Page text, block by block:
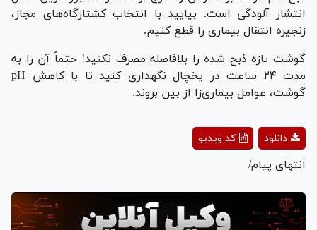
انتشار آلودگی است. بیایید با انتخاب کشتارگاه‌های مجاز،
زنجیره انتقال بیماری را قطع کنیم.
گوشت تازه ذبح شده را بلافاصله مصرف نکنید! حتماً آن را به
مدت ۲۴ ساعت در یخچال نگهداری کنید تا با کاهش pH
گوشت، عوامل بیماری‌زا از بین بروند.
Playکد ویدیو دانلود
انتهای پیام/